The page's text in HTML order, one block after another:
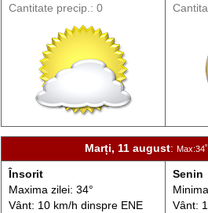
Cantitate precip.: 0
Marți, 11 august: Max
Însorit
Maxima zilei: 34°
Vânt: 10 km/h dinspreENE
Senin
Vânt: